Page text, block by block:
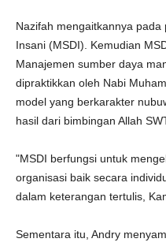
Nazifah mengaitkannya
Insani (MSDI). Kemudian
Manajemen sumber daya
dipraktikkan oleh Nabi
model yang berkarakter
hasil dari bimbingan Allah
"MSDI berfungsi untuk
organisasi baik secara
dalam keterangan tertulis,
Sementara itu, Andry